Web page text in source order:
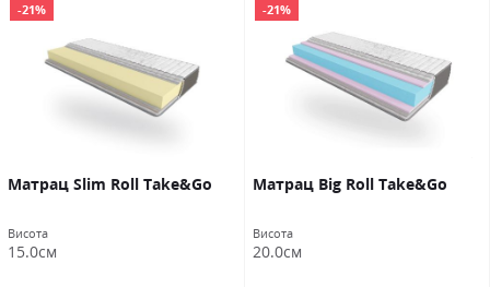
-21%
Матрац Slim Roll Take&Go
Висота
15.0см
-21%
Матрац Big Roll Take&Go
Висота
20.0см